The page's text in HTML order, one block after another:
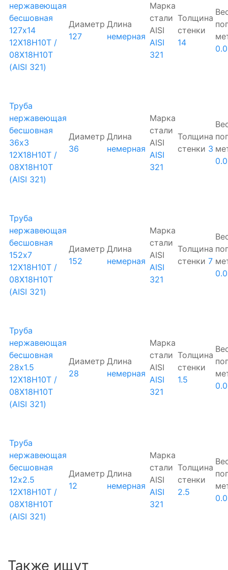
нержавеющая
бесшовная
127х14
12Х18Н10Т /
08Х18Н10Т
(AISI 321)
Диаметр
127
Длина
немерная
Марка
стали
AISI
AISI
321
Толщина
стенки
14
Труба
нержавеющая
бесшовная
36х3
12Х18Н10Т /
08Х18Н10Т
(AISI 321)
Диаметр
36
Длина
немерная
Марка
стали
AISI
AISI
321
Толщина
стенки 3
Труба
нержавеющая
бесшовная
152х7
12Х18Н10Т /
08Х18Н10Т
(AISI 321)
Диаметр
152
Длина
немерная
Марка
стали
AISI
AISI
321
Толщина
стенки 7
Труба
нержавеющая
бесшовная
28х1.5
12Х18Н10Т /
08Х18Н10Т
(AISI 321)
Диаметр
28
Длина
немерная
Марка
стали
AISI
AISI
321
Толщина
стенки
1.5
Труба
нержавеющая
бесшовная
12х2.5
12Х18Н10Т /
08Х18Н10Т
(AISI 321)
Диаметр
12
Длина
немерная
Марка
стали
AISI
AISI
321
Толщина
стенки
2.5
Также ищут